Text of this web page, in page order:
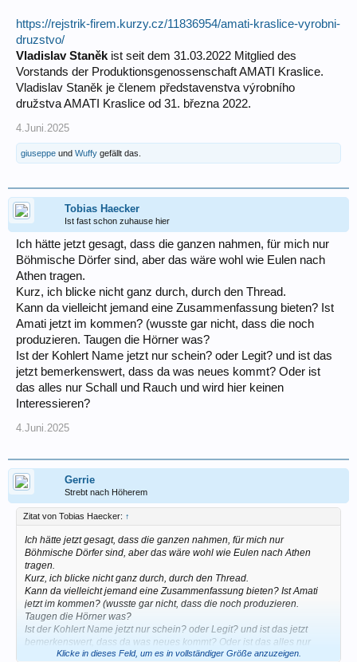
https://rejstrik-firem.kurzy.cz/11836954/amati-kraslice-vyrobni-
druzstvo/
Vladislav Staněkist seit dem 31.03.2022 Mitglied des
Vorstands der Produktionsgenossenschaft AMATI Kraslice.
Vladislav Staněk je členem představenstva výrobního
družstva AMATI Kraslice od 31. března 2022.
4.Juni.2025
giuseppe und Wuffy gefällt das.
Tobias Haecker
Ist fast schon zuhause hier
Ich hätte jetzt gesagt, dass die ganzen nahmen, für mich nur
Böhmische Dörfer sind, aber das wäre wohl wie Eulen nach
Athen tragen.
Kurz, ich blicke nicht ganz durch, durch den Thread.
Kann da vielleicht jemand eine Zusammenfassung bieten? Ist
Amati jetzt im kommen? (wusste gar nicht, dass die noch
produzieren. Taugen die Hörner was?
Ist der Kohlert Name jetzt nur schein? oder Legit? und ist das
jetzt bemerkenswert, dass da was neues kommt? Oder ist
das alles nur Schall und Rauch und wird hier keinen
Interessieren?
4.Juni.2025
Gerrie
Strebt nach Höherem
Zitat von Tobias Haecker: ↑
Ich hätte jetzt gesagt, dass die ganzen nahmen, für mich nur
Böhmische Dörfer sind, aber das wäre wohl wie Eulen nach Athen
tragen.
Kurz, ich blicke nicht ganz durch, durch den Thread.
Kann da vielleicht jemand eine Zusammenfassung bieten? Ist Amati
jetzt im kommen? (wusste gar nicht, dass die noch produzieren.
Taugen die Hörner was?
Ist der Kohlert Name jetzt nur schein? oder Legit? und ist das jetzt
bemerkenswert, dass da was neues kommt? Oder ist das alles nur
Schall und Rauch und wird hier keinen Interessieren?
Klicke in dieses Feld, um es in vollständiger Größe anzuzeigen.